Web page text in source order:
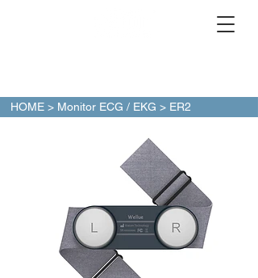
HOME > Monitor ECG / EKG > ER2